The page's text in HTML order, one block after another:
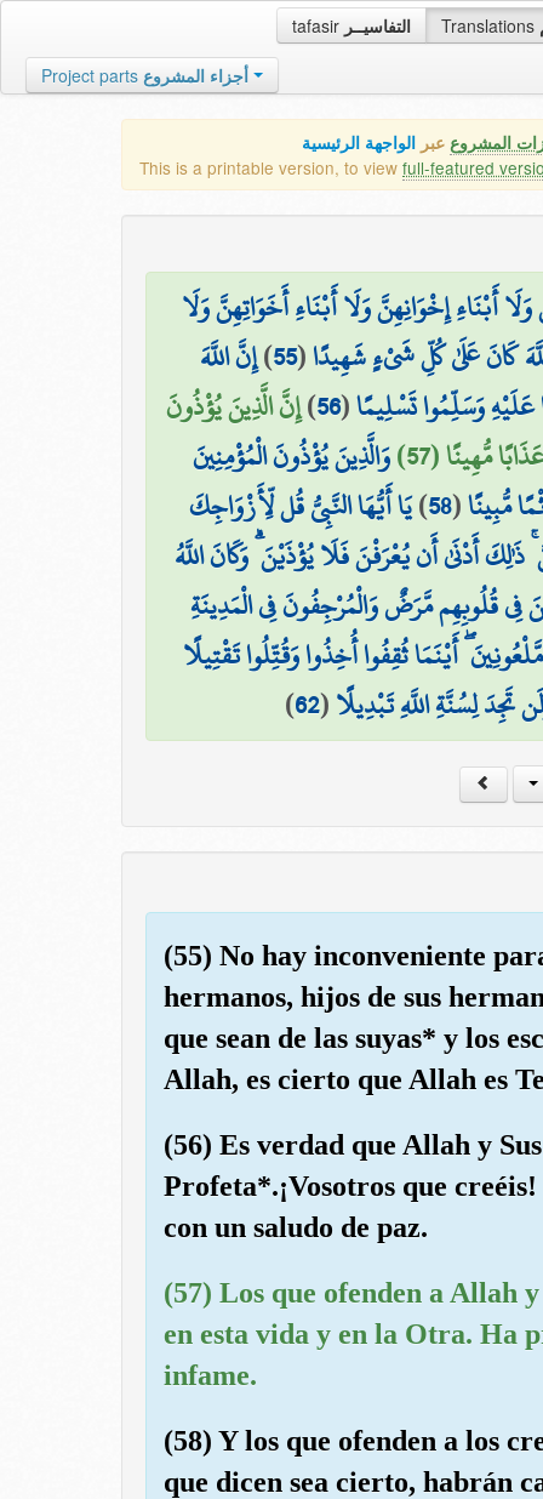
tafasir التفاسيــر Translations
Project parts أجزاء المشروع
المشروع عبر الواجهة الرئيسية
This is a printable version, to view full-featured
أَبْنَاءِ إِخْوَانِهِنَّ وَلَا أَبْنَاءِ أَخَوَاتِهِنَّ وَلَا
كَانَ عَلَىٰ كُلِّ شَيْءٍ شَهِيدًا(
55
)إِنَّ اللَّهَ
عَلَيْهِ وَسَلِّمُوا تَسْلِيمًا(
56
)إِنَّ الَّذِينَ يُؤْذُونَ
مُّهِينًا (57)
وَالَّذِينَ يُؤْذُونَ الْمُؤْمِنِينَ
مُّبِينًا(
58
)يَا أَيُّهَا النَّبِيُّ قُل لِّأَزْوَاجِكَ
أَدْنَىٰ أَن يُعْرَفْنَ فَلَا يُؤْذَيْنَ ۗ وَكَانَ اللَّهُ
فِي قُلُوبِهِم مَّرَضٌ وَالْمُرْجِفُونَ فِي الْمَدِينَةِ
مَّلْعُونِينَ ۖ أَيْنَمَا ثُقِفُوا أُخِذُوا وَقُتِّلُوا تَقْتِيلًا
تَجِدَ لِسُنَّةِ اللَّهِ تَبْدِيلًا(
62
)
(55) No hay inconveniente
hermanos, hijos de sus
que sean de las suyas* y los
Allah, es cierto que Allah es
(56) Es verdad que Allah y
Profeta*.¡Vosotros que
con un saludo de paz.
(57) Los que ofenden a Allah
en esta vida y en la Otra. Ha
infame.
(58) Y los que ofenden a los
que dicen sea cierto, habrán